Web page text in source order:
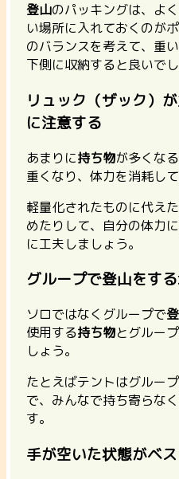
登山のパッキングは、よ
い場所に入れておくのが
のバランスを考えて、重
下側に収納すると良いでし
リュック（ザック）
に注意する
あまりに持ち物が多くな
重くなり、体力を消耗して
軽量化されたものに代え
めたりして、自分の体力
に工夫しましょう。
グループで登山をす
ソロではなくグループで
使用する持ち物とグルー
しょう。
たとえばテントはグルー
で、みんなで持ち寄らな
す。
手が空いた状態がベ